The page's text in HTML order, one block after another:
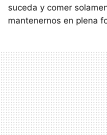
suceda y comer
mantenernos en plena